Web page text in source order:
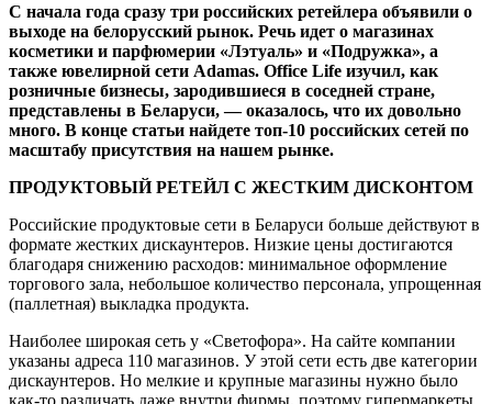
С начала года сразу три российских ретейлера объявили о
выходе на белорусский рынок. Речь идет о магазинах
косметики и парфюмерии «Лэтуаль» и «Подружка», а
также ювелирной сети Adamas. Office Life изучил, как
розничные бизнесы, зародившиеся в соседней стране,
представлены в Беларуси, — оказалось, что их довольно
много. В конце статьи найдете топ-10 российских сетей по
масштабу присутствия на нашем рынке.
ПРОДУКТОВЫЙ РЕТЕЙЛ С ЖЕСТКИМ ДИСКОНТОМ
Российские продуктовые сети в Беларуси больше действуют в
формате жестких дискаунтеров. Низкие цены достигаются
благодаря снижению расходов: минимальное оформление
торгового зала, небольшое количество персонала, упрощенная
(паллетная) выкладка продукта.
Наиболее широкая сеть у «Светофора». На сайте компании
указаны адреса 110 магазинов. У этой сети есть две категории
дискаунтеров. Но мелкие и крупные магазины нужно было
как-то различать даже внутри фирмы, поэтому гипермаркеты